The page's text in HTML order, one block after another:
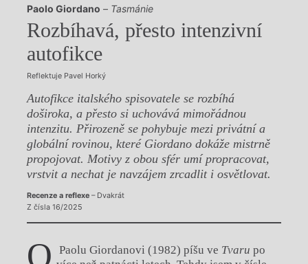
Paolo Giordano – Tasmánie
Rozbíhavá, přesto intenzivní
autofikce
Reflektuje Pavel Horký
Autofikce italského spisovatele se rozbíhá
doširoka, a přesto si uchovává mimořádnou
intenzitu. Přirozeně se pohybuje mezi privátní a
globální rovinou, které Giordano dokáže mistrně
propojovat. Motivy z obou sfér umí propracovat,
vrstvit a nechat je navzájem zrcadlit i osvětlovat.
Recenze a reflexe– Dvakrát
Z čísla 16/2025
O Paolu Giordanovi (1982) píšu ve Tvaru po